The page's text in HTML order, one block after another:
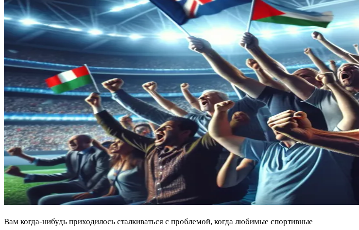
Вам когда-нибудь приходилось сталкиваться с проблемой, когда любимые спортивные